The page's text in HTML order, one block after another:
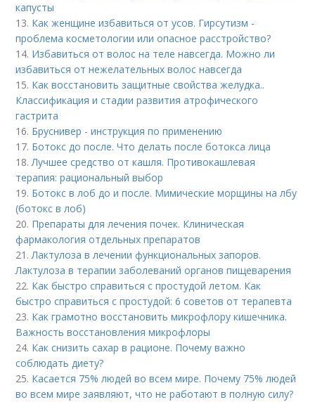
капусты
13. Как женщине избавиться от усов. Гирсутизм -
проблема косметологии или опасное расстройство?
14. Избавиться от волос на теле навсегда. Можно ли
избавиться от нежелательных волос навсегда
15. Как восстановить защитные свойства желудка..
Классификация и стадии развития атрофического
гастрита
16. Бруснивер - инструкция по применению
17. Ботокс до после. Что делать после ботокса лица
18.Лучшее средство от кашля. Противокашлевая
терапия: рациональный выбор
19. Ботокс в лоб до и после. Мимические морщины на лбу
(ботокс в лоб)
20. Препараты для лечения почек. Клиническая
фармакология отдельных препаратов
21.Лактулоза в лечении функциональных запоров.
Лактулоза в терапии заболеваний органов пищеварения
22. Как быстро справиться с простудой летом. Как
быстро справиться с простудой: 6 советов от терапевта
23. Как грамотно восстановить микрофлору кишечника.
Важность восстановления микрофлоры
24. Как снизить сахар в рационе. Почему важно
соблюдать диету?
25. Касается 75% людей во всем мире. Почему 75% людей
во всем мире заявляют, что не работают в полную силу?